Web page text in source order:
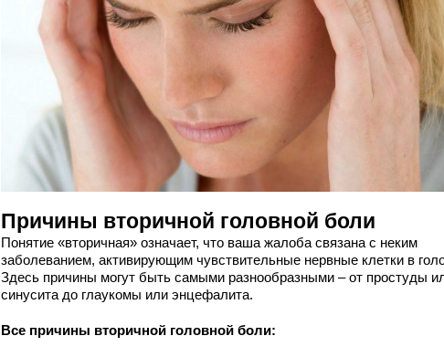
Причины вторичной головной боли
Понятие «вторичная» означает, что ваша жалоба связана с неким
заболеванием, активирующим чувствительные нервные клетки в
Здесь причины могут быть самыми разнообразными – от простуды
синусита до глаукомы или энцефалита.
Все причины вторичной головной боли: